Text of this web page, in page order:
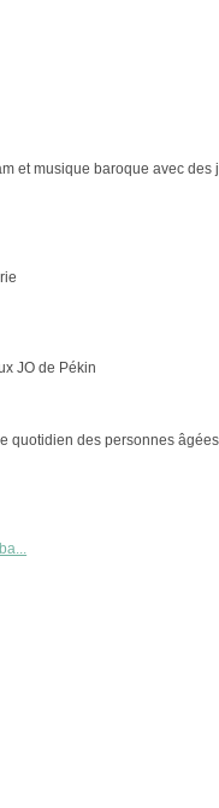
et musique baroque avec des
JO de Pékin
quotidien des personnes âgées